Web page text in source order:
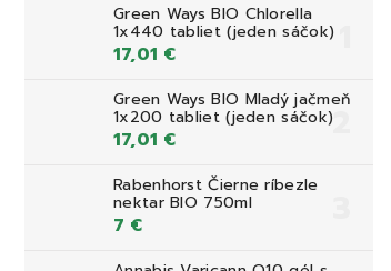
Green Ways BIO Chlorella
1x440 tabliet (jeden sáčok)
17,01 €
Green Ways BIO Mladý jačmeň
1x200 tabliet (jeden sáčok)
17,01 €
Rabenhorst Čierne ríbezle
nektar BIO 750ml
7 €